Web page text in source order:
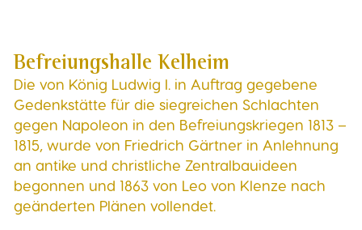
Befreiungshalle Kelheim
Die von König Ludwig I. in Auftrag gegebene
Gedenkstätte für die siegreichen Schlachten
gegen Napoleon in den Befreiungskriegen 1813 –
1815, wurde von Friedrich Gärtner in Anlehnung
an antike und christliche Zentralbauideen
begonnen und 1863 von Leo von Klenze nach
geänderten Plänen vollendet.